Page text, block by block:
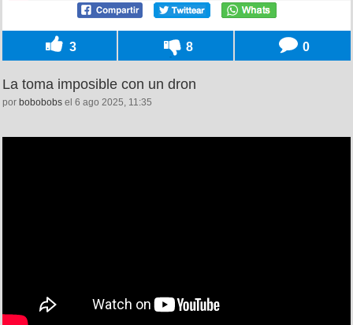
3 8 0
La toma imposible con un dron
por bobobobs el 6 ago 2025, 11:35